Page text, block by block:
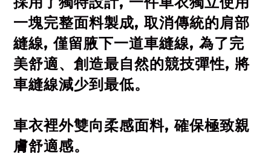
一塊完整面料製成, 取消傳統的肩部
縫線, 僅留腋下一道車縫線, 為了完
美舒適、創造最自然的競技彈性, 將
車縫線減少到最低。
車衣裡外雙向柔感面料, 確保極致親
膚舒適感。